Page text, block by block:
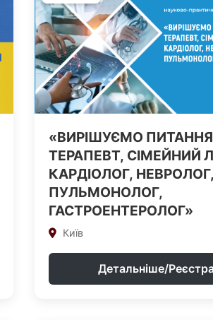
«ВИРІШУЄМО
ТЕРАПЕВТ, СІМЕЙНИЙ
КАРДІОЛОГ, НЕВРОЛОГ,
ПУЛЬМОНОЛОГ,
ГАСТРОЕНТЕРОЛОГ»
Київ
Детальніше/